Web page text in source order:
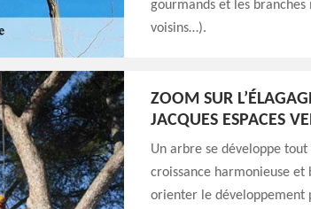
gourmands et les
voisins…).
ZOOM SUR
JACQUES ESPACES
Un arbre se développe tout
croissance harmonieuse et
orienter le développement